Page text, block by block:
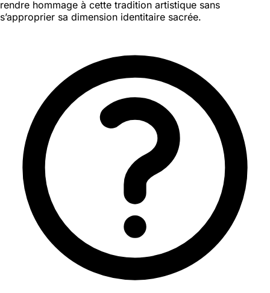
rendre hommage à cette tradition artistique sans
s’approprier sa dimension identitaire sacrée.